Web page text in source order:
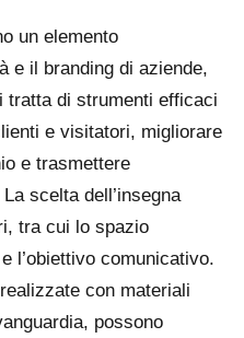
un elemento
e il branding di aziende,
tratta di strumenti efficaci
e visitatori, migliorare
e trasmettere
scelta dell’insegna
tra cui lo spazio
l’obiettivo comunicativo.
con materiali
possono